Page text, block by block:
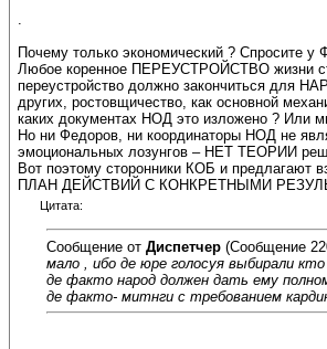
.
Почему только экономический ? Спросите
Любое коренное ПЕРЕУСТРОЙСТВО жизни
переустройство должно закончиться для
других, ростовщичество, как основной
каких документах НОД это изложено ?
Но ни Федоров, ни координаторы НОД не
эмоциональных лозунгов – НЕТ ТЕОРИИ
Вот поэтому сторонники КОБ и
ПЛАН ДЕЙСТВИЙ С КОНКРЕТНЫМИ
Цитата:
Сообщение от Диспетчер (Сообщение
мало , ибо де юре голосуя выбирали
де факто народ должен дать ему
де факто- митнги с требованием